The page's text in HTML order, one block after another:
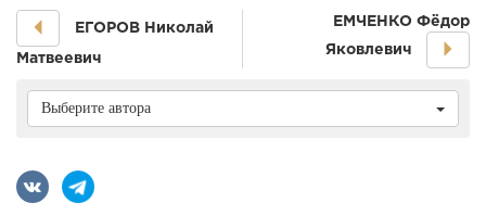
ЕГОРОВ Николай
Матвеевич
ЕМЧЕНКО Фёдор
Яковлевич
Выберите автора